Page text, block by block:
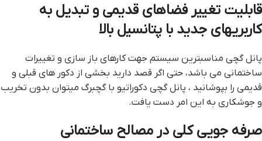
قابلیت تغییر فضاهای قدیمی و تبدیل به
كاربریهای جدید با پتانسیل بالا
پانل گچی مناسبترین سیستم جهت کارهای باز سازی و تغییرات
ساختمانی می باشد، حتی اگر قصد دارید بخشی از دکور های قبلی و
قدیمی را بپوشانید ، پانل گچی دکوراتیو با گچبرگ میتوان بدون تخریب
و جوشکاری به این امر دست یافت.
صرفه جویی كلی در مصالح ساختمانی